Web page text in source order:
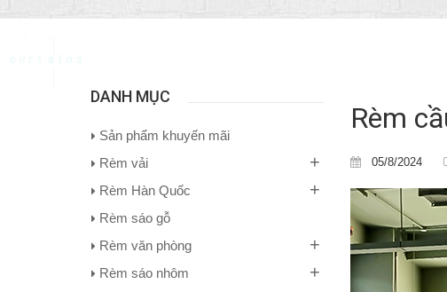
Rèm
05/8/2024
DANH MỤC
Sản phẩm khuyến mãi
Rèm vải
+
Rèm Hàn Quốc +
Rèm sáo gỗ
Rèm văn phòng
+
Rèm sáo nhôm +